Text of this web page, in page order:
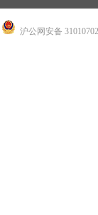
沪公网安备